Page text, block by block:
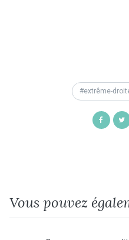
extrême-
Vous pouvez